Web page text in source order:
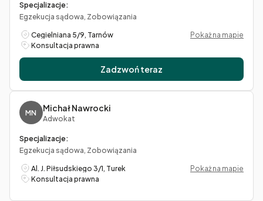
Specjalizacje:
Egzekucja sądowa, Zobowiązania
Cegielniana 5/9, Tarnów
Pokaż na mapie
Konsultacja prawna
Zadzwoń teraz
MN Michał Nawrocki
Adwokat
Specjalizacje:
Egzekucja sądowa, Zobowiązania
Al. J. Piłsudskiego 3/1, Turek
Pokaż na mapie
Konsultacja prawna